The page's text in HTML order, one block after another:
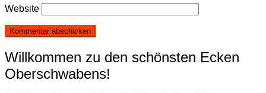
Website
Willkommen zu den schönsten Ecken
Oberschwabens!